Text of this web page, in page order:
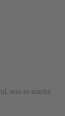
was es macht.